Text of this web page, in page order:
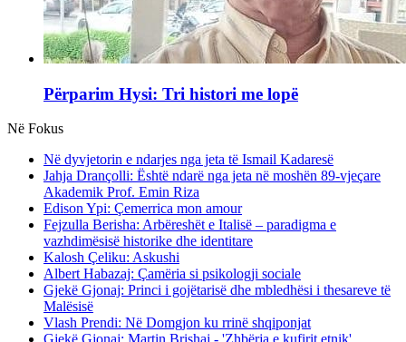
Përparim Hysi: Tri histori me lopë
Në Fokus
Në dyvjetorin e ndarjes nga jeta të Ismail Kadaresë
Jahja Drançolli: Është ndarë nga jeta në moshën 89-vjeçare
Akademik Prof. Emin Riza
Edison Ypi: Çemerrica mon amour
Fejzulla Berisha: Arbëreshët e Italisë – paradigma e
vazhdimësisë historike dhe identitare
Kalosh Çeliku: Askushi
Albert Habazaj: Çamëria si psikologji sociale
Gjekë Gjonaj: Princi i gojëtarisë dhe mbledhësi i thesareve të
Malësisë
Vlash Prendi: Në Domgjon ku rrinë shqiponjat